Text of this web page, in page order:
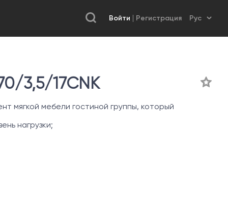
Войти Регистрация
3,5/17CNK
мягкой мебели гостиной группы, который
нагрузки;